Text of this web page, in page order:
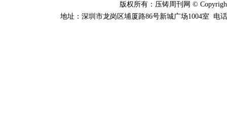
版权所有：压铸周刊网 ©
地址：深圳市龙岗区埔厦路86号新城广场1004室 电